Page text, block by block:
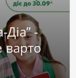
Діа” -
варто